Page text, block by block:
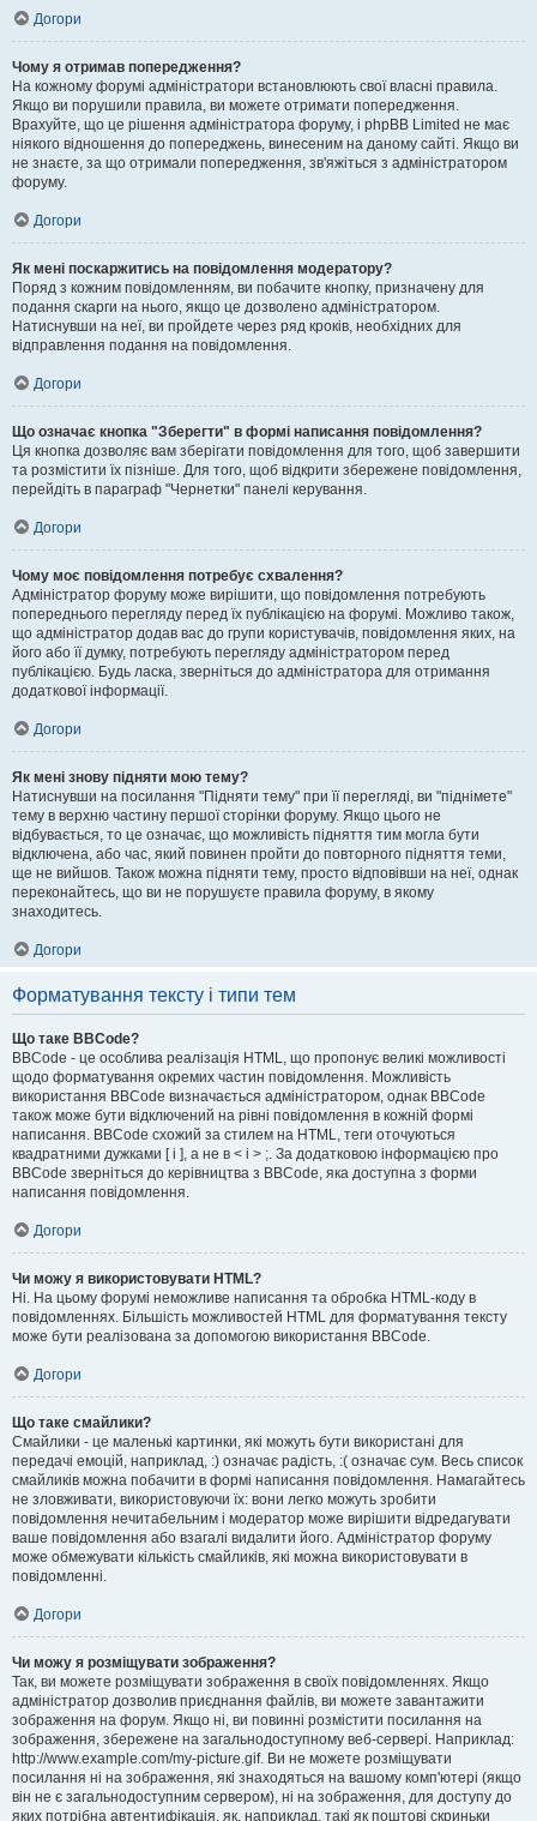
Догори
Чому я отримав попередження?
На кожному форумі адміністратори встановлюють свої власні правила.
Якщо ви порушили правила, ви можете отримати попередження.
Врахуйте, що це рішення адміністратора форуму, і phpBB Limited не має
ніякого відношення до попереджень, винесеним на даному сайті. Якщо ви
не знаєте, за що отримали попередження, зв'яжіться з адміністратором
форуму.
Догори
Як мені поскаржитись на повідомлення модератору?
Поряд з кожним повідомленням, ви побачите кнопку, призначену для
подання скарги на нього, якщо це дозволено адміністратором.
Натиснувши на неї, ви пройдете через ряд кроків, необхідних для
відправлення подання на повідомлення.
Догори
Що означає кнопка "Зберегти" в формі написання повідомлення?
Ця кнопка дозволяє вам зберігати повідомлення для того, щоб завершити
та розмістити їх пізніше. Для того, щоб відкрити збережене повідомлення,
перейдіть в параграф "Чернетки" панелі керування.
Догори
Чому моє повідомлення потребує схвалення?
Адміністратор форуму може вирішити, що повідомлення потребують
попереднього перегляду перед їх публікацією на форумі. Можливо також,
що адміністратор додав вас до групи користувачів, повідомлення яких, на
його або її думку, потребують перегляду адміністратором перед
публікацією. Будь ласка, зверніться до адміністратора для отримання
додаткової інформації.
Догори
Як мені знову підняти мою тему?
Натиснувши на посилання "Підняти тему" при її перегляді, ви "піднімете"
тему в верхню частину першої сторінки форуму. Якщо цього не
відбувається, то це означає, що можливість підняття тим могла бути
відключена, або час, який повинен пройти до повторного підняття теми,
ще не вийшов. Також можна підняти тему, просто відповівши на неї, однак
переконайтесь, що ви не порушуєте правила форуму, в якому
знаходитесь.
Догори
Форматування тексту і типи тем
Що таке BBCode?
BBCode - це особлива реалізація HTML, що пропонує великі можливості
щодо форматування окремих частин повідомлення. Можливість
використання BBCode визначається адміністратором, однак BBCode
також може бути відключений на рівні повідомлення в кожній формі
написання. BBCode схожий за стилем на HTML, теги оточуються
квадратними дужками [ і ], а не в < і > ;. За додатковою інформацією про
BBCode зверніться до керівництва з BBCode, яка доступна з форми
написання повідомлення.
Догори
Чи можу я використовувати HTML?
Ні. На цьому форумі неможливе написання та обробка HTML-коду в
повідомленнях. Більшість можливостей HTML для форматування тексту
може бути реалізована за допомогою використання BBCode.
Догори
Що таке смайлики?
Смайлики - це маленькі картинки, які можуть бути використані для
передачі емоцій, наприклад, :) означає радість, :( означає сум. Весь список
смайликів можна побачити в формі написання повідомлення. Намагайтесь
не зловживати, використовуючи їх: вони легко можуть зробити
повідомлення нечитабельним і модератор може вирішити відредагувати
ваше повідомлення або взагалі видалити його. Адміністратор форуму
може обмежувати кількість смайликів, які можна використовувати в
повідомленні.
Догори
Чи можу я розміщувати зображення?
Так, ви можете розміщувати зображення в своїх повідомленнях. Якщо
адміністратор дозволив приєднання файлів, ви можете завантажити
зображення на форум. Якщо ні, ви повинні розмістити посилання на
зображення, збережене на загальнодоступному веб-сервері. Наприклад:
http://www.example.com/my-picture.gif. Ви не можете розміщувати
посилання ні на зображення, які знаходяться на вашому комп'ютері (якщо
він не є загальнодоступним сервером), ні на зображення, для доступу до
яких потрібна автентифікація, як, наприклад, такі як поштові скриньки